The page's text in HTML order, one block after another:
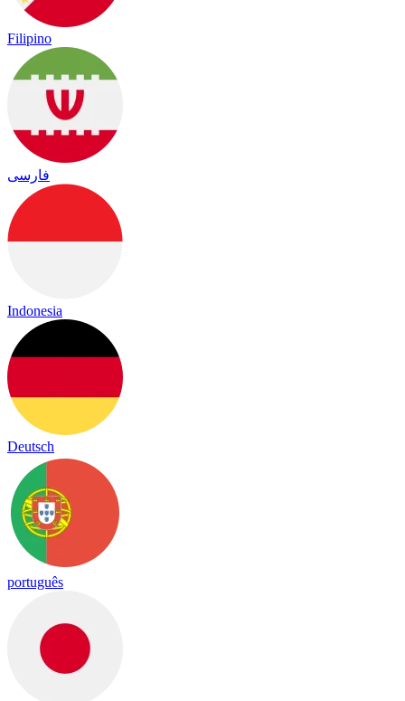
Filipino
فارسی
Indonesia
Deutsch
português